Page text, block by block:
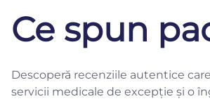
Ce spun
Descoperă recenziile autentice
servicii medicale de excepție și o